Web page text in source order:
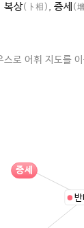
복상(卜相) , 증세 (
스로 어휘 지도를
증세